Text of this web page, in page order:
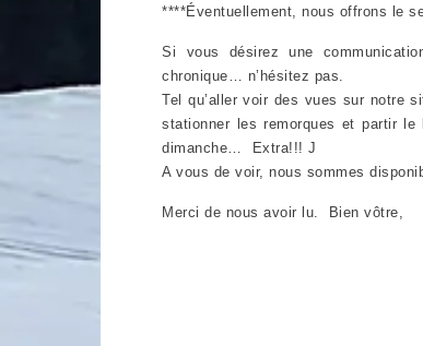
****Éventuellement, nous offrons le
Si vous désirez une
chronique… n’hésitez pas.
Tel qu’aller voir des vues sur notre
stationner les remorques et partir
dimanche… Extra!!! J
A vous de voir, nous sommes
Merci de nous avoir lu. Bien vôtre,